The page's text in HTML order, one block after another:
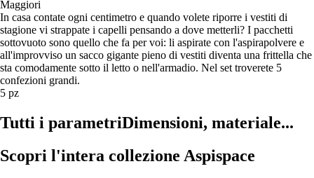
Maggiori
In casa contate ogni centimetro e quando volete riporre i vestiti di
stagione vi strappate i capelli pensando a dove metterli? I pacchetti
sottovuoto sono quello che fa per voi: li aspirate con l'aspirapolvere e
all'improvviso un sacco gigante pieno di vestiti diventa una frittella che
sta comodamente sotto il letto o nell'armadio. Nel set troverete 5
confezioni grandi.
5 pz
Tutti i parametriDimensioni, materiale...
Scopri l'intera collezione Aspispace